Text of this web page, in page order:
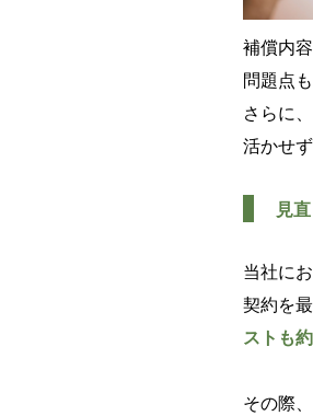
補償内
問題点も
さらに
活かせ
見
当社に
契約を
ストも
その際